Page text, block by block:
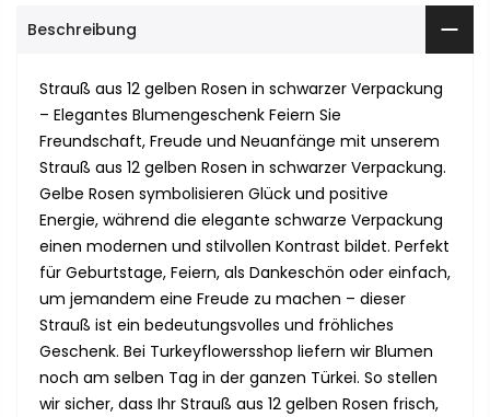
Beschreibung
Strauß aus 12 gelben Rosen in schwarzer Verpackung
– Elegantes Blumengeschenk Feiern Sie
Freundschaft, Freude und Neuanfänge mit unserem
Strauß aus 12 gelben Rosen in schwarzer Verpackung.
Gelbe Rosen symbolisieren Glück und positive
Energie, während die elegante schwarze Verpackung
einen modernen und stilvollen Kontrast bildet. Perfekt
für Geburtstage, Feiern, als Dankeschön oder einfach,
um jemandem eine Freude zu machen – dieser
Strauß ist ein bedeutungsvolles und fröhliches
Geschenk. Bei Turkeyflowersshop liefern wir Blumen
noch am selben Tag in der ganzen Türkei. So stellen
wir sicher, dass Ihr Strauß aus 12 gelben Rosen frisch,